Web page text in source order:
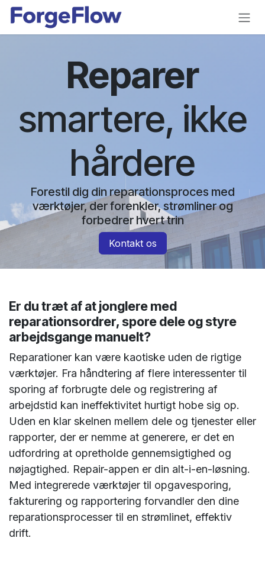
Gå til indhold
Reparer
smartere, ikke
hårdere
Forestil dig din reparationsproces med
værktøjer, der forenkler, strømliner og
forbedrer hvert trin
Kontakt os
Er du træt af at jonglere med
reparationsordrer, spore dele og styre
arbejdsgange manuelt?
Reparationer kan være kaotiske uden de rigtige
værktøjer. Fra håndtering af flere interessenter til
sporing af forbrugte dele og registrering af
arbejdstid kan ineffektivitet hurtigt hobe sig op.
Uden en klar skelnen mellem dele og tjenester eller
rapporter, der er nemme at generere, er det en
udfordring at opretholde gennemsigtighed og
nøjagtighed. Repair-appen er din alt-i-en-løsning.
Med integrerede værktøjer til opgavesporing,
fakturering og rapportering forvandler den dine
reparationsprocesser til en strømlinet, effektiv
drift.